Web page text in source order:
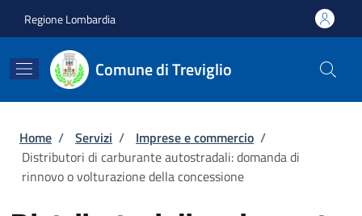
Regione Lombardia
Comune di Treviglio
Briciole di pane
Home / Servizi / Imprese e commercio /
Distributori di carburante autostradali: domanda di
rinnovo o volturazione della concessione